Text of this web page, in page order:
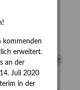
Exlibris
Fotografie
kommenden
erweitert.
an der
Juli 2020
in der